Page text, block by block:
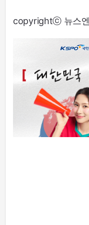
copyrightⓒ 뉴스엔